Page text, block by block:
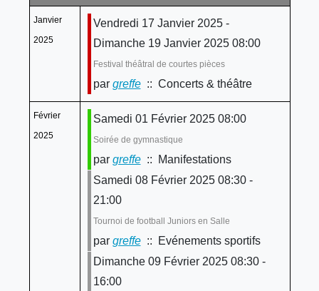
Janvier
2025
Vendredi 17 Janvier 2025 -
Dimanche 19 Janvier 2025 08:00
Festival théâtral de courtes pièces
par greffe:: Concerts & théâtre
Février
2025
Samedi 01 Février 2025 08:00
Soirée de gymnastique
par greffe:: Manifestations
Samedi 08 Février 2025 08:30 -
21:00
Tournoi de football Juniors en Salle
par greffe:: Evénements sportifs
Dimanche 09 Février 2025 08:30 -
16:00